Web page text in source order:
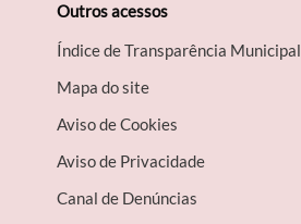
Outros acessos
Índice de Transparência Municipal
Mapa do site
Aviso de Cookies
Aviso de Privacidade
Canal de Denúncias